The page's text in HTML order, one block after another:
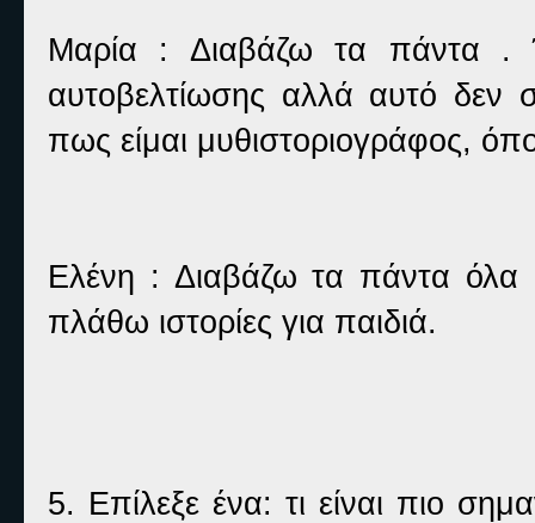
Μαρία : Διαβάζω τα πάντα .
αυτοβελτίωσης αλλά αυτό
πως είμαι μυθιστοριογράφος,
Ελένη : Διαβάζω τα πάντα όλα
πλάθω ιστορίες για παιδιά.
5. Επίλεξε ένα: τι είναι πιο